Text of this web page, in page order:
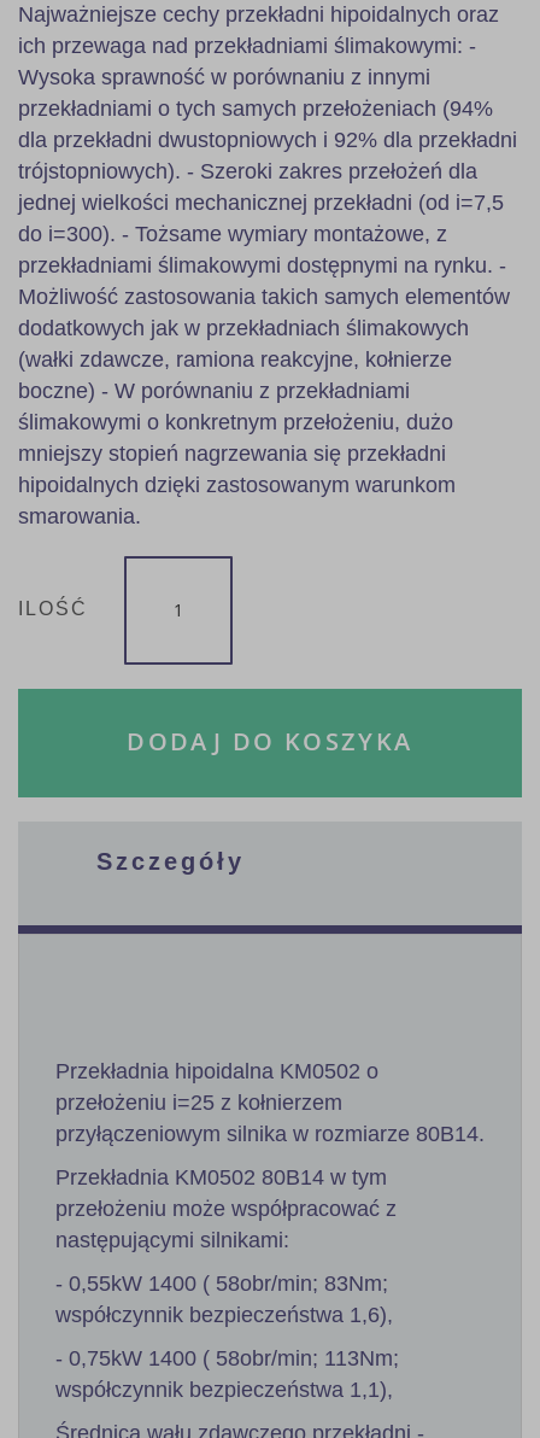
Najważniejsze cechy przekładni hipoidalnych oraz
ich przewaga nad przekładniami ślimakowymi: -
Wysoka sprawność w porównaniu z innymi
przekładniami o tych samych przełożeniach (94%
dla przekładni dwustopniowych i 92% dla przekładni
trójstopniowych). - Szeroki zakres przełożeń dla
jednej wielkości mechanicznej przekładni (od i=7,5
do i=300). - Tożsame wymiary montażowe, z
przekładniami ślimakowymi dostępnymi na rynku. -
Możliwość zastosowania takich samych elementów
dodatkowych jak w przekładniach ślimakowych
(wałki zdawcze, ramiona reakcyjne, kołnierze
boczne) - W porównaniu z przekładniami
ślimakowymi o konkretnym przełożeniu, dużo
mniejszy stopień nagrzewania się przekładni
hipoidalnych dzięki zastosowanym warunkom
smarowania.
ILOŚĆ
DODAJ DO KOSZYKA
Szczegóły
Przekładnia hipoidalna KM0502 o
przełożeniu i=25 z kołnierzem
przyłączeniowym silnika w rozmiarze 80B14.
Przekładnia KM0502 80B14 w tym
przełożeniu może współpracować z
następującymi silnikami:
- 0,55kW 1400 ( 58obr/min; 83Nm;
współczynnik bezpieczeństwa 1,6),
- 0,75kW 1400 ( 58obr/min; 113Nm;
współczynnik bezpieczeństwa 1,1),
Średnica wału zdawczego przekładni -